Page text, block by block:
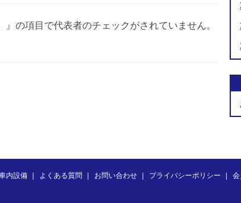
の項目で代表者のチェックがされていません。
内設備 よくある質問 お問い合わせ プライバシーポリシー